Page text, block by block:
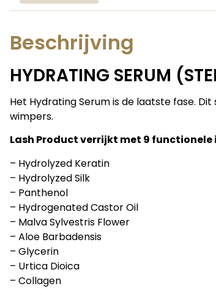
Beschrijving
HYDRATING SERUM
Het Hydrating Serum is de laatste fase. Dit
wimpers.
Lash Product verrijkt met 9
– Hydrolyzed Keratin
– Hydrolyzed Silk
– Panthenol
– Hydrogenated Castor Oil
– Malva Sylvestris Flower
– Aloe Barbadensis
– Glycerin
– Urtica Dioica
– Collagen